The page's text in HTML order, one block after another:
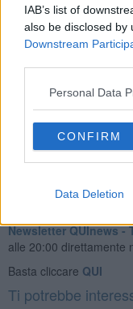
IAB’s list of
also be disclosed by
Downstream
Personal Data
CONFIRM
Data Deletion
PROVINCIA DI
giorno 31 marzo 2022
Newsletter QUInews -
alle 20:00 direttamente
Basta cliccare QUI
Ti potrebbe